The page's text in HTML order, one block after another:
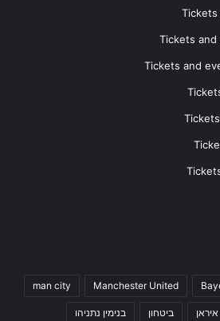
Tickets
Tickets
Tickets and
Manchester United
man city
איראן ביטחון בנימין נתניהו